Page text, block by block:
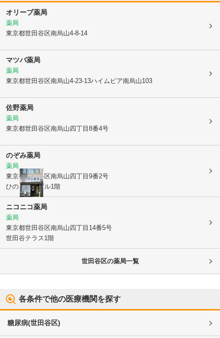
オリーブ薬局
薬局
東京都世田谷区南烏山4-8-14
マツバ薬局
薬局
東京都世田谷区南烏山4-23-13ハイムピア南烏山103
佐野薬局
薬局
東京都世田谷区南烏山四丁目8番4号
のぞみ薬局
薬局
東京都世田谷区南烏山四丁目9番2号
ひのき烏山ビル1階
ニコニコ薬局
薬局
東京都世田谷区南烏山四丁目14番5号
世田谷テラス1階
世田谷区の薬局一覧
各条件で他の医療機関を探す
糖尿病(世田谷区)